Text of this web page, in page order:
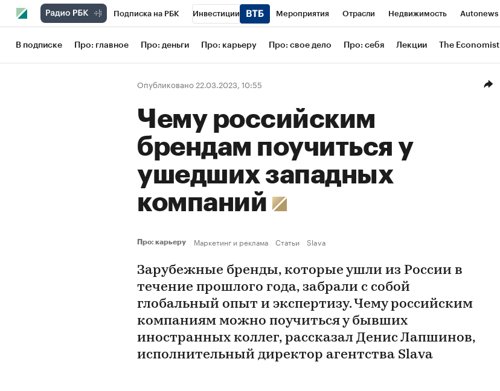
Подписка на РБК Инвестиции Мероприятия Отрасли Недвижимость Autonews
Школа управления РБК РБК Образование РБК Life Тренды Визионеры
Рынок наличной валюты
В подписке Про: главное Про: деньги Про: карьеру Про: свое дело Про: себя Лекции The Economist
Опубликовано 22.03.2023, 10:55
Чему российским
брендам поучиться у
ушедших западных
компаний
Про: карьеру Маркетинг и реклама Статьи Slava
Зарубежные бренды, которые ушли из России в
течение прошлого года, забрали с собой
глобальный опыт и экспертизу. Чему российским
компаниям можно поучиться у бывших
иностранных коллег, рассказал Денис Лапшинов,
исполнительный директор агентства Slava